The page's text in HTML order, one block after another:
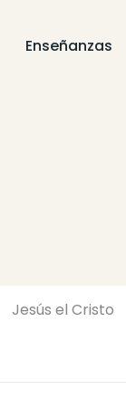
Enseñanzas
Jesús el Cristo